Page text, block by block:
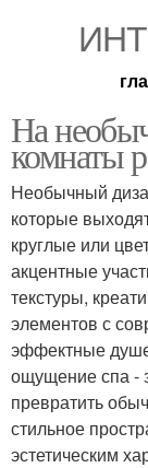
На
комнаты
Необычный
которые
круглые или
акцентные
текстуры,
элементов с
эффектные
ощущение спа -
превратить
стильное
эстетическим